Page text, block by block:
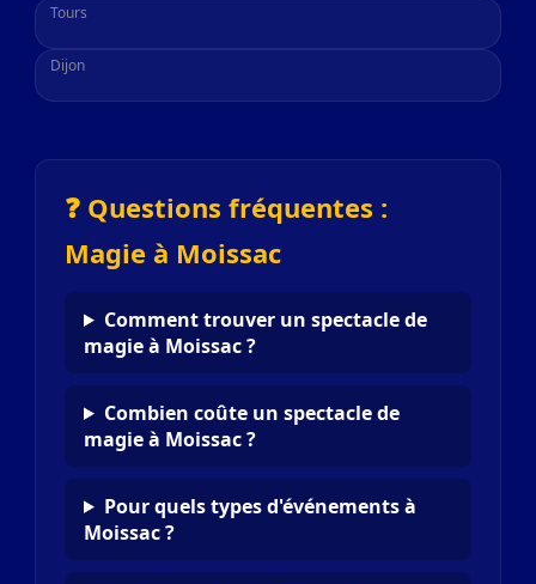
Tours
Dijon
❓ Questions fréquentes :
Magie à Moissac
Comment trouver un spectacle de
magie à Moissac ?
Combien coûte un spectacle de
magie à Moissac ?
Pour quels types d'événements à
Moissac ?